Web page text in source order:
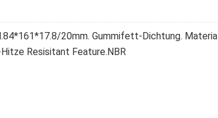
20mm. Gummifett-Dichtung. Material
Resisitant Feature.NBR